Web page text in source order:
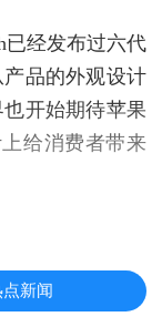
已经发布过六代
品的外观设计
开始期待苹果
上给消费者带来
新闻